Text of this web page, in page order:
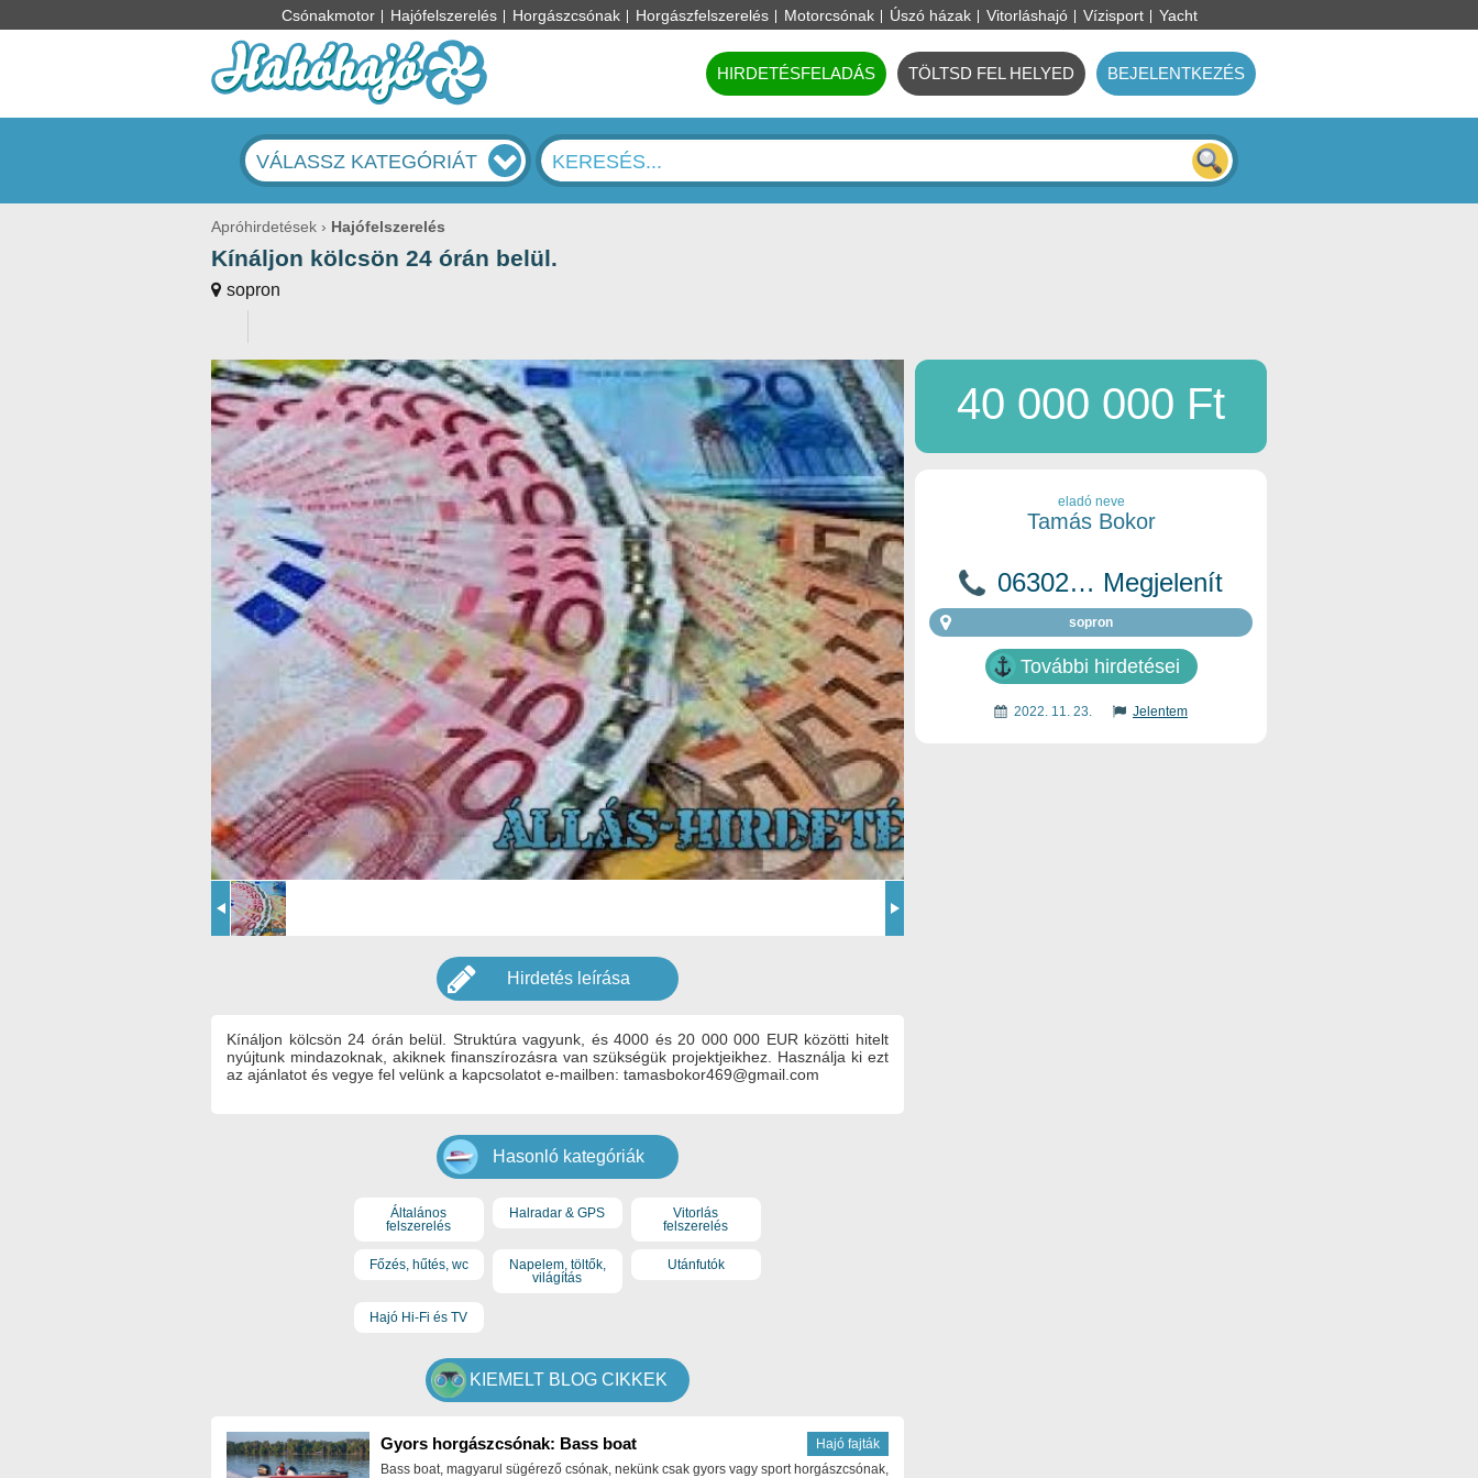
Csónakmotor Hajófelszerelés Horgászcsónak Horgászfelszerelés Motorcsónak Úszó házak Vitorláshajó Vízisport Yacht
HIRDETÉSFELADÁS TÖLTSD FEL HELYED BEJELENTKEZÉS
VÁLASSZ KATEGÓRIÁT
Apróhirdetések Hajófelszerelés
Kínáljon kölcsön 24 órán belül.
sopron
40 000 000 Ft
eladó neve
Tamás Bokor
06302… Megjelenít
sopron
További hirdetései
2022. 11. 23. Jelentem
Hirdetés leírása
Kínáljon kölcsön 24 órán belül. Struktúra vagyunk, és 4000 és 20 000 000 EUR közötti hitelt
nyújtunk mindazoknak, akiknek finanszírozásra van szükségük projektjeikhez. Használja ki ezt
az ajánlatot és vegye fel velünk a kapcsolatot e-mailben: tamasbokor469@gmail.com
Hasonló kategóriák
Általános
felszerelés
Halradar & GPS
Vitorlás
felszerelés
Főzés, hűtés, wc
Napelem, töltők,
világítás
Utánfutók
Hajó Hi-Fi és TV
KIEMELT BLOG CIKKEK
Hajó fajták
Gyors horgászcsónak: Bass boat
Bass boat, magyarul sügérező csónak, nekünk csak gyors vagy sport horgászcsónak,